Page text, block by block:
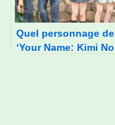
Quel personnage de
‘Your Name: Kimi No